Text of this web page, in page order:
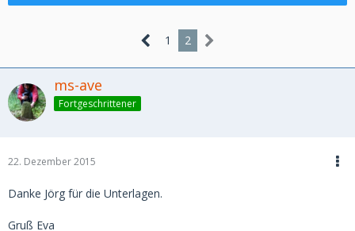
1 2
ms-ave
Fortgeschrittener
22. Dezember 2015
Danke Jörg für die Unterlagen.
Gruß Eva